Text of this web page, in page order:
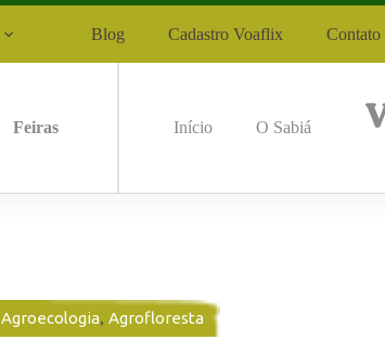
Blog Cadastro Voaflix Contato
Feiras Início O Sabiá
Agroecologia, Agrofloresta